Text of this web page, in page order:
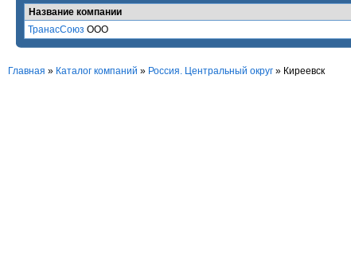
Название компании
ТранасСоюз ООО
Главная » Каталог компаний » Россия. Центральный округ » Киреевск